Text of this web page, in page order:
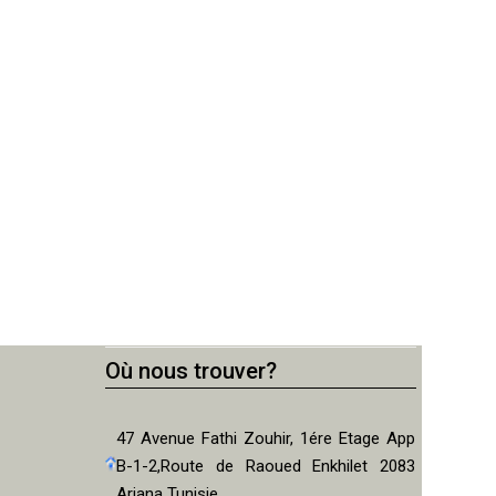
Où nous trouver?
47 Avenue Fathi Zouhir, 1ére Etage App
B-1-2,Route de Raoued Enkhilet 2083